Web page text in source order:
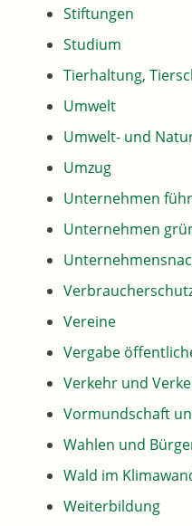
Stiftungen
Studium
Tierhaltung,
Umwelt
Umwelt- und
Umzug
Unternehmen
Unternehmen
Vereine
Vergabe
Verkehr und
Vormundschaft
Wahlen und
Wald im
Weiterbildung